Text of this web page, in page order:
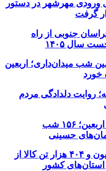
ورودی مهرشهر در دستور
گرفت
خراسان جنوبی از راه
سال ۱۴۰۵
جنوبی در ۱۵۷مین شب میدان‌داری؛ اربعین
خورد
روایت دلدادگی مردم
خراسان جنوبی در شب اربعین؛ ۱۵۶ شب
حسینی
جابه جایی بیش از ۲ میلیون و ۴۰۴ هزار تن کالا از
کشور